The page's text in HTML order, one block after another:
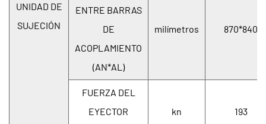
UNIDAD DE
SUJECIÓN
ENTRE BARRAS
DE
ACOPLAMIENTO
(AN*AL)
milímetros 870*840
FUERZA DEL
EYECTOR
kn 193